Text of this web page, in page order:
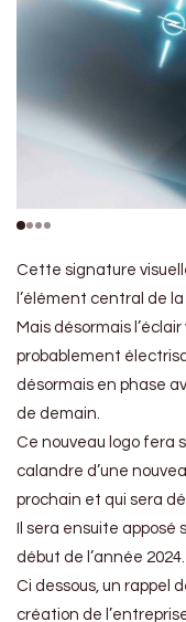
Cette signature
l’élément central de la
Mais désormais
probablement
désormais en phase
de demain.
Ce nouveau logo fera
calandre d’une
prochain et qui sera
Il sera ensuite
début de l’année 2024.
Ci dessous, un rappel
création de